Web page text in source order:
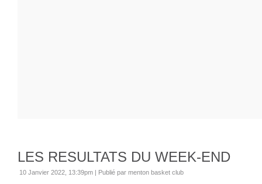
LES RESULTATS DU WEEK-END
10 Janvier 2022, 13:39pm | Publié par menton basket club